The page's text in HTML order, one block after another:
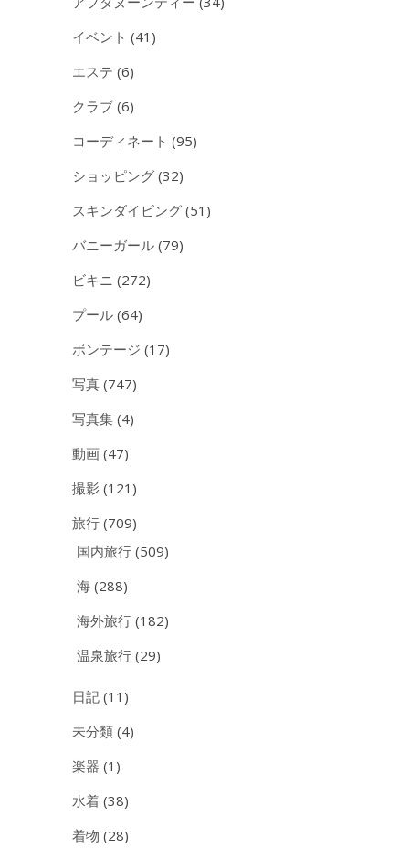
イベント (41)
エステ (6)
クラブ (6)
コーディネート (95)
ショッピング (32)
スキンダイビング (51)
バニーガール (79)
ビキニ (272)
プール (64)
ボンテージ (17)
写真 (747)
写真集 (4)
動画 (47)
撮影 (121)
旅行 (709)
国内旅行 (509)
海 (288)
海外旅行 (182)
温泉旅行 (29)
日記 (11)
未分類 (4)
楽器 (1)
水着 (38)
着物 (28)